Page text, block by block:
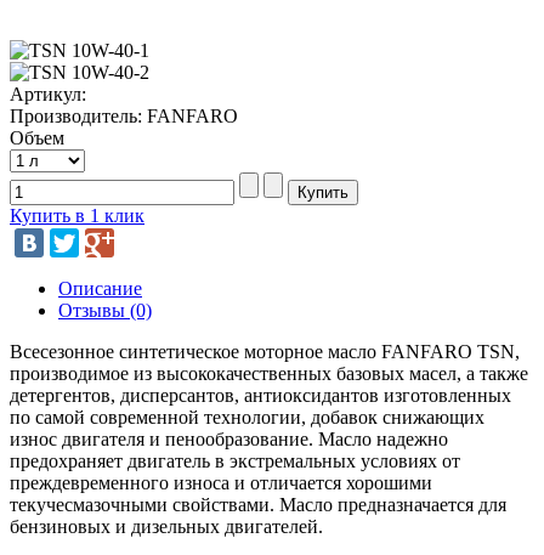
Артикул:
Производитель: FANFARO
Объем
Купить в 1 клик
Описание
Отзывы (0)
Всесезонное синтетическое моторное масло FANFARO TSN,
производимое из высококачественных базовых масел, а также
детергентов, дисперсантов, антиоксидантов изготовленных
по самой современной технологии, добавок снижающих
износ двигателя и пенообразование. Масло надежно
предохраняет двигатель в экстремальных условиях от
преждевременного износа и отличается хорошими
текучесмазочными свойствами. Масло предназначается для
бензиновых и дизельных двигателей.